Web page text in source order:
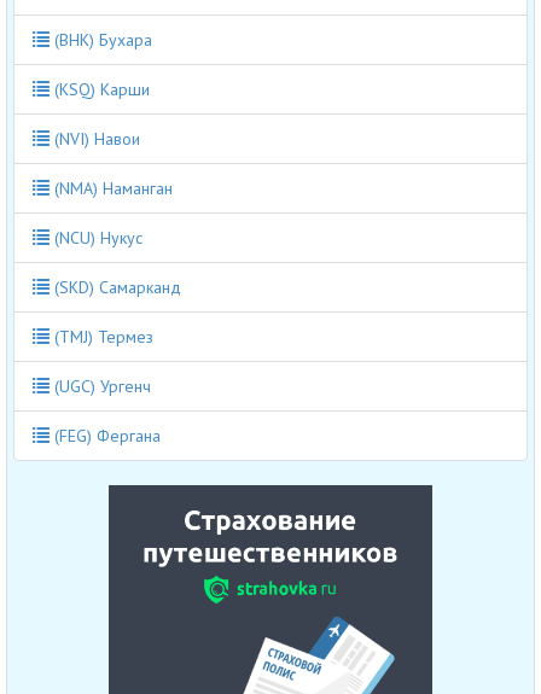
(BHK) Бухара
(KSQ) Карши
(NVI) Навои
(NMA) Наманган
(NCU) Нукус
(SKD) Самарканд
(TMJ) Термез
(UGC) Ургенч
(FEG) Фергана